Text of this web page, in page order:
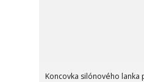
Koncovka silónového lanka